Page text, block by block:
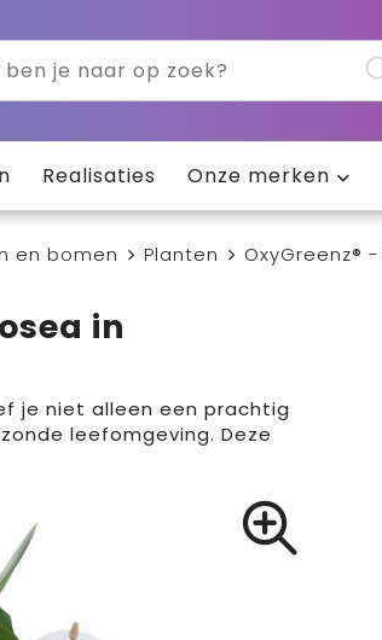
Realisaties Onze merken
en bomen Planten OxyGreenz®
in
je niet alleen een prachtig
leefomgeving. Deze